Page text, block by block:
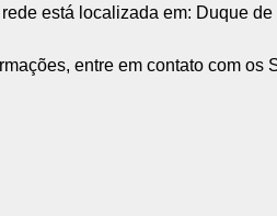
está localizada em: Duque
entre em contato com os